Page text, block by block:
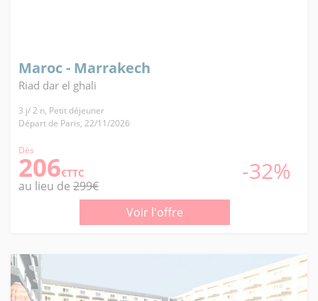
Maroc - Marrakech
Riad dar el ghali
3 j/ 2 n, Petit déjeuner
Départ de Paris, 22/11/2026
Dès
206€TTC -32%
au lieu de 299€
Voir l'offre